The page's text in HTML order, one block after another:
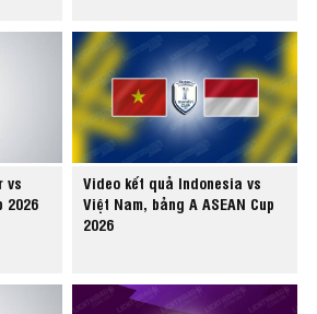
vs
2026
Video kết quả Indonesia vs
Việt Nam, bảng A ASEAN Cup
2026